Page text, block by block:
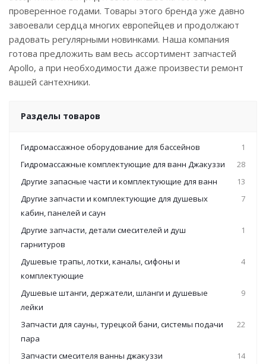
проверенное годами. Товары этого бренда уже давно
завоевали сердца многих европейцев и продолжают
радовать регулярными новинками. Наша компания
готова предложить вам весь ассортимент запчастей
Apollo, а при необходимости даже произвести ремонт
вашей сантехники.
Разделы товаров
Гидромассажное оборудование для бассейнов
1
Гидромассажные комплектующие для ванн Джакуззи
28
Другие запасные части и комплектующие для ванн
13
Другие запчасти и комплектующие для душевых
кабин, панелей и саун
7
Другие запчасти, детали смесителей и душ
гарнитуров
1
Душевые трапы, лотки, каналы, сифоны и
комплектующие
4
Душевые штанги, держатели, шланги и душевые
лейки
9
Запчасти для сауны, турецкой бани, системы подачи
пара
22
Запчасти смесителя ванны джакуззи 14